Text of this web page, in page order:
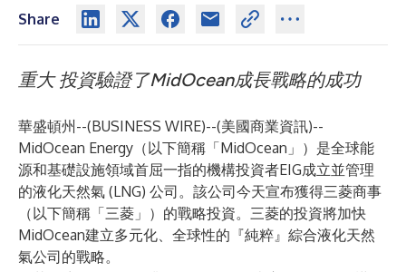
Share
重大 投資驗證了MidOcean成長戰略的成功
華盛頓州--(BUSINESS WIRE)--(美國商業資訊)--
MidOcean Energy（以下簡稱「MidOcean」）是全球能
源和基礎設施領域首屈一指的機構投資者EIG成立並管理
的液化天然氣 (LNG) 公司。該公司今天宣布獲得三菱商事
（以下簡稱「三菱」）的戰略投資。三菱的投資將加快
MidOcean建立多元化、全球性的『純粹』綜合液化天然
氣公司的戰略。